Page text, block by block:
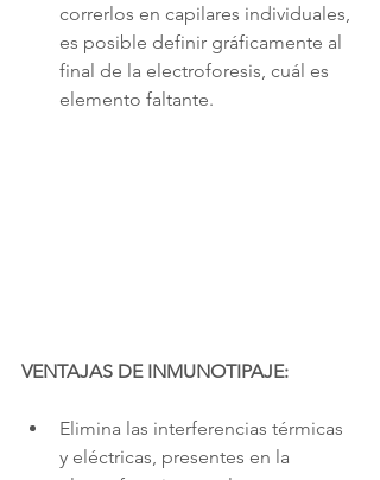
correrlos en capilares individuales,
es posible definir gráficamente al
final de la electroforesis, cuál es
elemento faltante.
VENTAJAS DE INMUNOTIPAJE:
Elimina las interferencias térmicas
y eléctricas, presentes en la